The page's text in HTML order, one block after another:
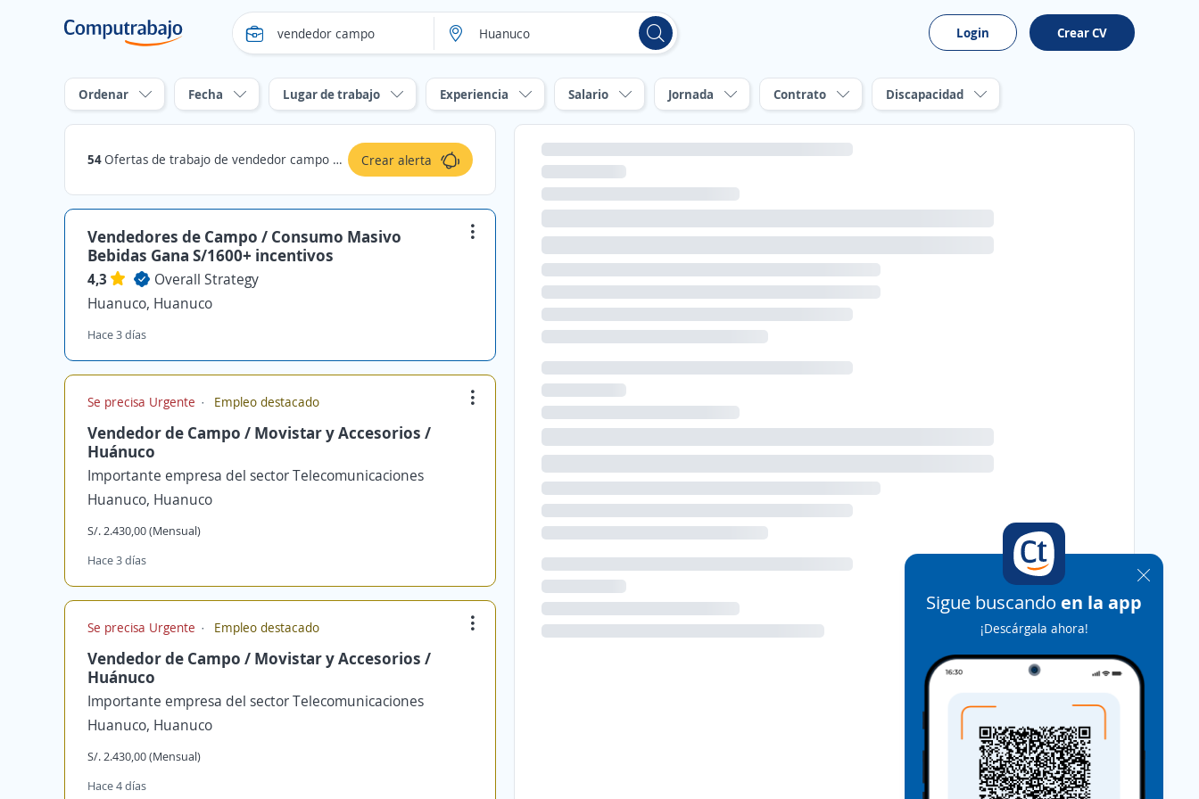
Login Crear CV
Ordenar Fecha Lugar de trabajo Experiencia Salario Jornada Contrato Discapacidad
54Ofertas de trabajo de vendedor campo en Huanuco Crear alerta
Vendedores de Campo / Consumo Masivo
Bebidas Gana S/1600+ incentivos
4,3
Overall Strategy
Huanuco, Huanuco
Hace 3 días
Se precisa Urgente Empleo destacado
Vendedor de Campo / Movistar y Accesorios /
Huánuco
Importante empresa del sector Telecomunicaciones
Huanuco, Huanuco
S/. 2.430,00 (Mensual)
Hace 3 días
Se precisa Urgente Empleo destacado
Vendedor de Campo / Movistar y Accesorios /
Huánuco
Importante empresa del sector Telecomunicaciones
Huanuco, Huanuco
S/. 2.430,00 (Mensual)
Hace 4 días
Sigue buscando en la app
¡Descárgala ahora!